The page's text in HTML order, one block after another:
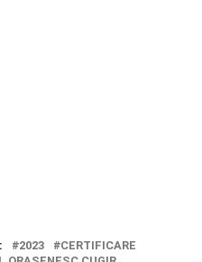
2023
CERTIFICARE